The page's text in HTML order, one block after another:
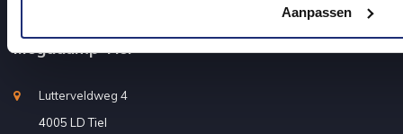
Aanpassen
Megadump Tiel
Lutterveldweg 4
4005 LD Tiel